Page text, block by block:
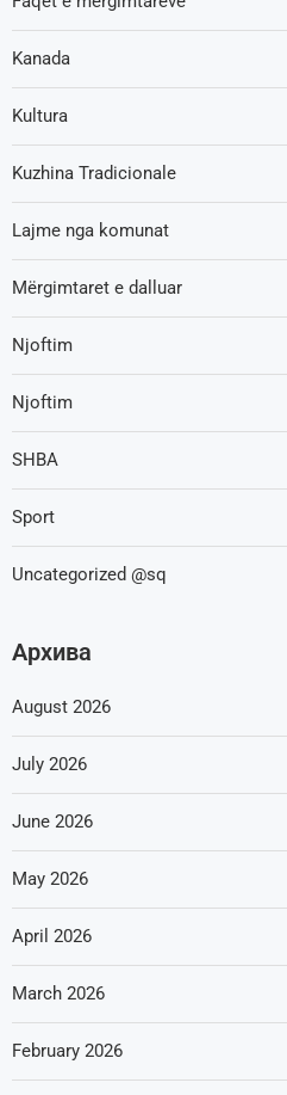
Kanada
Kultura
Kuzhina Tradicionale
Lajme nga komunat
Mërgimtaret e dalluar
Njoftim
Njoftim
SHBA
Sport
Uncategorized @sq
Архива
August 2026
July 2026
June 2026
May 2026
April 2026
March 2026
February 2026